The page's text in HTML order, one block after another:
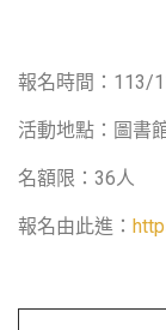
報名時間：113/
活動地點：圖書
名額限：36人
報名由此進：